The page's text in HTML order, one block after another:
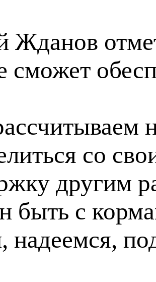
Жданов
сможет
со
другим
быть с
надеемся,